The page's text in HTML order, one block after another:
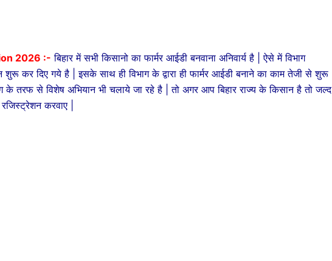
2026 :- बिहार में सभी किसानो का फार्मर आईडी बनवाना अनिवार्य है | ऐसे में विभाग
शुरू कर दिए गये है | इसके साथ ही विभाग के द्वारा ही फार्मर आईडी बनाने का काम तेजी से शुरू
के तरफ से विशेष अभियान भी चलाये जा रहे है | तो अगर आप बिहार राज्य के किसान है तो जल्द
करवाए |